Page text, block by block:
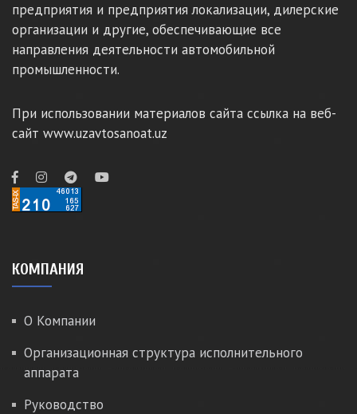
предприятия и предприятия локализации, дилерские
организации и другие, обеспечивающие все
направления деятельности автомобильной
промышленности.
При использовании материалов сайта ссылка на веб-
сайт www.uzavtosanoat.uz
КОМПАНИЯ
О Компании
Организационная структура исполнительного
аппарата
Руководство